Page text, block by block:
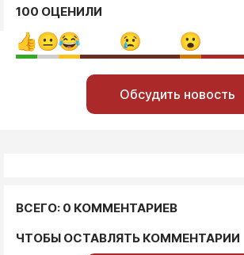
100 ОЦЕНИЛИ
Обсудить новость
ВСЕГО: 0 КОММЕНТАРИЕВ
ЧТОБЫ ОСТАВЛЯТЬ КОММЕНТАРИИ